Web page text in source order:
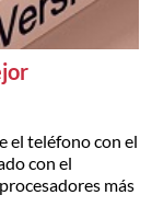
el teléfono con el
con el
más